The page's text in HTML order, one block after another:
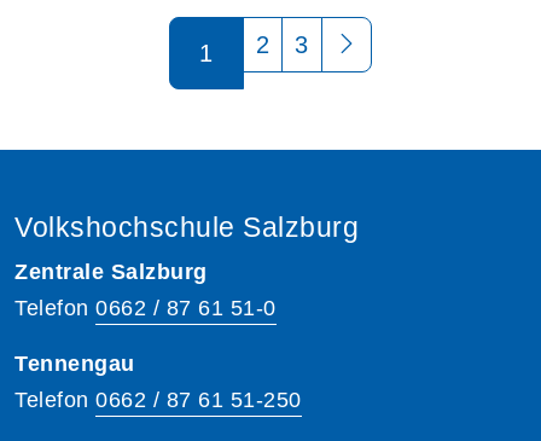
1 2 3
Volkshochschule Salzburg
Zentrale Salzburg
Telefon 0662 / 87 61 51-0
Tennengau
Telefon 0662 / 87 61 51-250